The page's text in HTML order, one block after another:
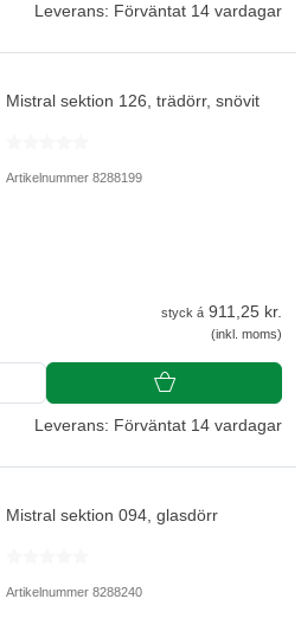
Leverans: Förväntat 14 vardagar
Mistral sektion 126, trädörr, snövit
Artikelnummer 8288199
styck á 911,25 kr.
(inkl. moms)
Leverans: Förväntat 14 vardagar
Mistral sektion 094, glasdörr
Artikelnummer 8288240